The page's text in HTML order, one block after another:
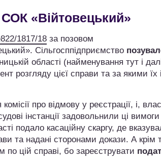
«Війтовецький»
1817/18 за позовом
Сільгосппідприємство
області (найменування тут і
розгляду цієї справи та за якими їх і
про відмову у реєстрації, і,
інстанції задовольнили ці
подало касаційну скаргу, де
та надані сторонами докази. А крім
цій справі, бо зареєструвати